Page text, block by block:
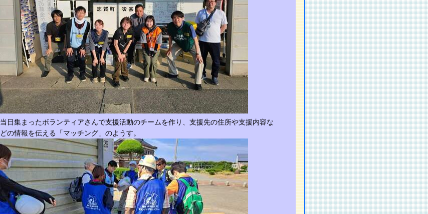
当日集まったボランティアさんで支援活動のチームを作り、支援先の住所や支援内容な
どの情報を伝える「マッチング」のようす。